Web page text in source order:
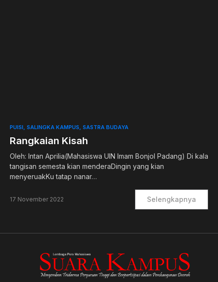
0
PUISI SALINGKA KAMPUS SASTRA BUDAYA
Rangkaian Kisah
Oleh: Intan Aprilia(Mahasiswa UIN Imam Bonjol Padang) Di kala
tangisan semesta kian menderaDingin yang kian
menyeruakKu tatap nanar…
17 November 2022 Selengkapnya